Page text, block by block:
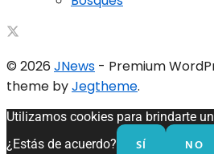
© 2026 JNews - Premium
theme byJegtheme.
Utilizamos cookies para brindarte
¿Estás de acuerdo?
SÍ NO